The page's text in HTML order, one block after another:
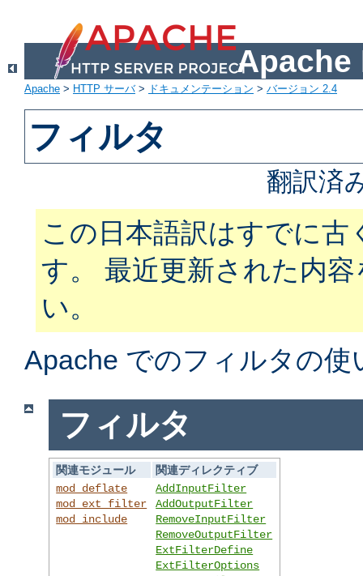
Apache
Apache > HTTP サーバ> ドキュメンテーション > バージョン 2.4
フィルタ
翻訳済
この日本語訳はすでに
す。 最近更新された内
い。
Apache でのフィルタの
フィルタ
関連モジュール
関連ディレクティブ
mod_deflate
mod_ext_filter
mod_include
AddInputFilter
AddOutputFilter
RemoveInputFilter
RemoveOutputFilter
ExtFilterDefine
ExtFilterOptions